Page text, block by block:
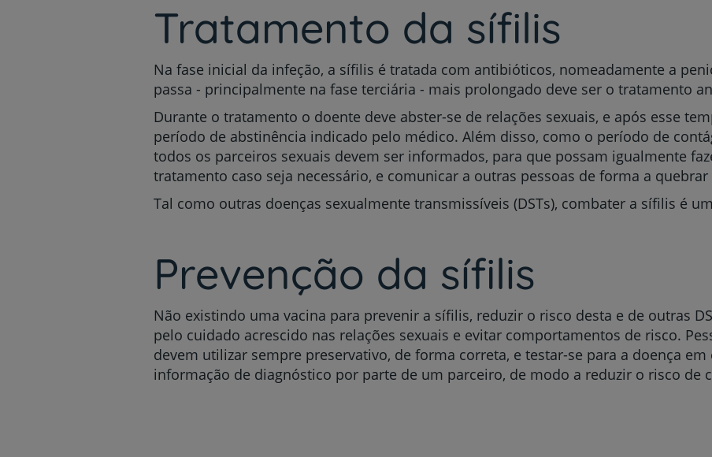
Tratamento da sífilis
Na fase inicial da infeção, a sífilis é tratada com antibióticos, nomeadamente a
passa - principalmente na fase terciária - mais prolongado deve ser o tratamento
Durante o tratamento o doente deve abster-se de relações sexuais, e após esse
período de abstinência indicado pelo médico. Além disso, como o período de
todos os parceiros sexuais devem ser informados, para que possam igualmente
tratamento caso seja necessário, e comunicar a outras pessoas de forma a
Tal como outras doenças sexualmente transmissíveis (DSTs), combater a sífilis é
Prevenção da sífilis
Não existindo uma vacina para prevenir a sífilis, reduzir o risco desta e de outras
pelo cuidado acrescido nas relações sexuais e evitar comportamentos de risco.
devem utilizar sempre preservativo, de forma correta, e testar-se para a doença
informação de diagnóstico por parte de um parceiro, de modo a reduzir o risco de